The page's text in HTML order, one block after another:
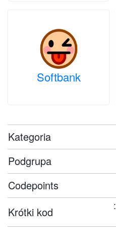
Softbank
Kategoria
Podgrupa
Codepoints
Krótki kod